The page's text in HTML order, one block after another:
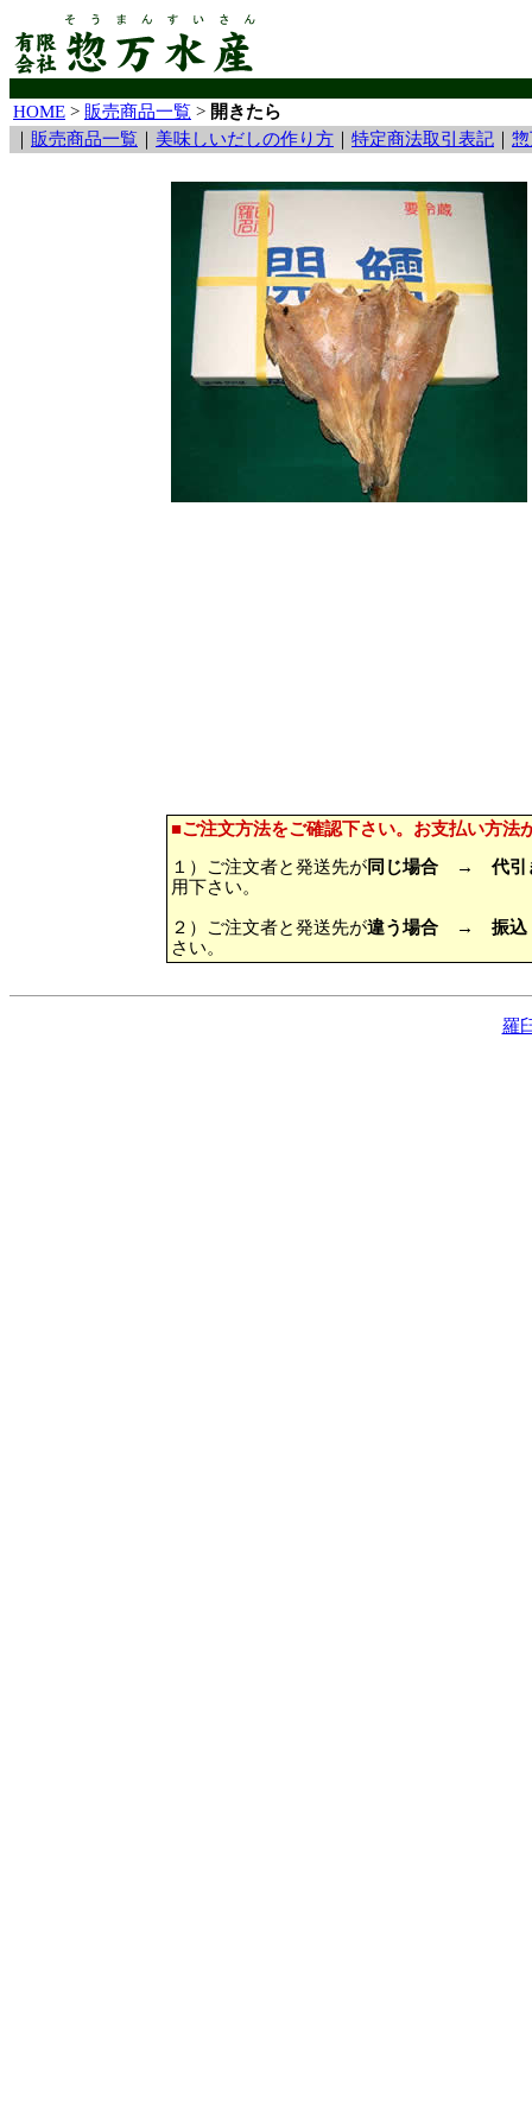
HOME > 販売商品一覧 > 開きたら
販売商品一覧 美味しいだしの作り方 特定商法取引表記
■ご注文方法をご確認下さい。お支払い方法
１）ご注文者と発送先が同じ場合 → 代
用下さい。
２）ご注文者と発送先が違う場合 →
振
さい。
羅